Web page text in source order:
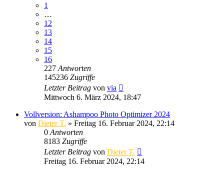
1
…
12
13
14
15
16
227 Antworten
145236 Zugriffe
Letzter Beitrag von via
Mittwoch 6. März 2024, 18:47
Vollversion: Ashampoo Photo Optimizer 2024
von Dieter T. » Freitag 16. Februar 2024, 22:14
0 Antworten
8183 Zugriffe
Letzter Beitrag von Dieter T.
Freitag 16. Februar 2024, 22:14